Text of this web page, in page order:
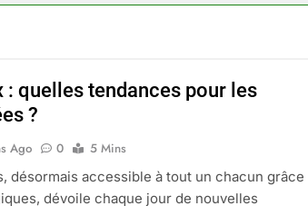
: quelles tendances pour les
?
Ago 0
5 Mins
désormais accessible à tout un chacun grâce
dévoile chaque jour de nouvelles